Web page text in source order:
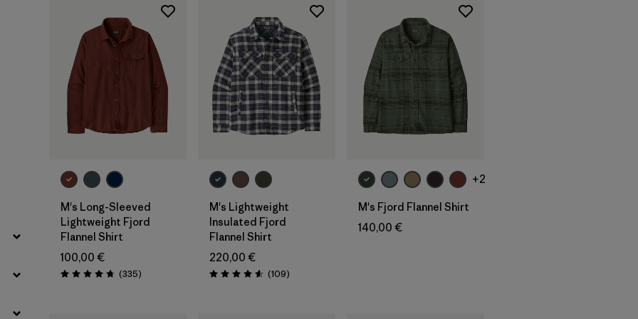
Filtrer par
Sport
Filtrer par
Famille de produits
M's Long-Sleeved
Lightweight Fjord
Flannel Shirt
100,00 €
Évaluation: 4.7 / 5
(335Avis
)
M's Lightweight
Insulated Fjord
Flannel Shirt
220,00 €
Évaluation: 4.6 / 5
(109Avis
)
+2
M's Fjord Flannel Shirt
140,00 €